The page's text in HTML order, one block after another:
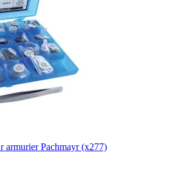
armurier Pachmayr (x277)